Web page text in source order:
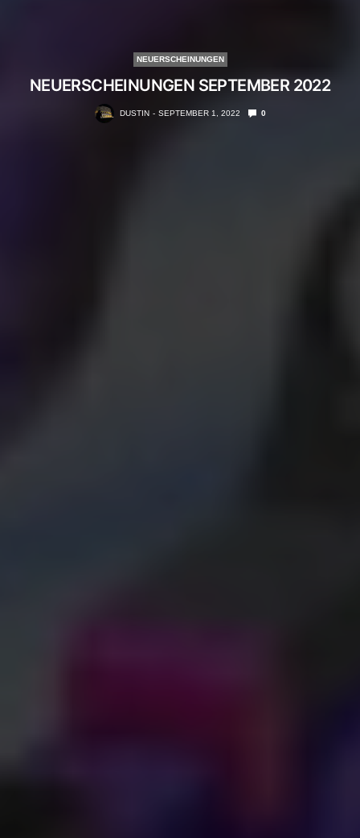
NEUERSCHEINUNGEN
NEUERSCHEINUNGEN SEPTEMBER 2022
DUSTIN SEPTEMBER 1, 2022 0